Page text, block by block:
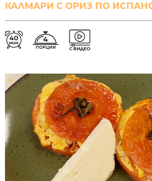
КАЛМАРИ С ОРИЗ ПО
40
мин. 4
ПОРЦИИ С ВИДЕО